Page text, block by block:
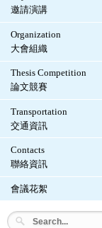
邀請演講
Organization
大會組織
Thesis Competition
論文競賽
Transportation
交通資訊
Contacts
聯絡資訊
會議花絮